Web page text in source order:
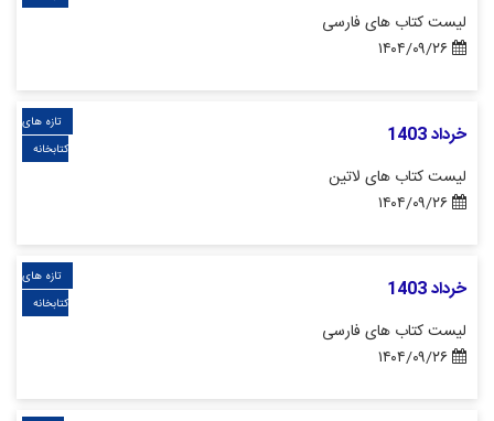
لیست کتاب های فارسی
خرداد 1403
لیست کتاب های لاتین
تازه های
کتابخانه
خرداد 1403
لیست کتاب های فارسی
تازه های
کتابخانه